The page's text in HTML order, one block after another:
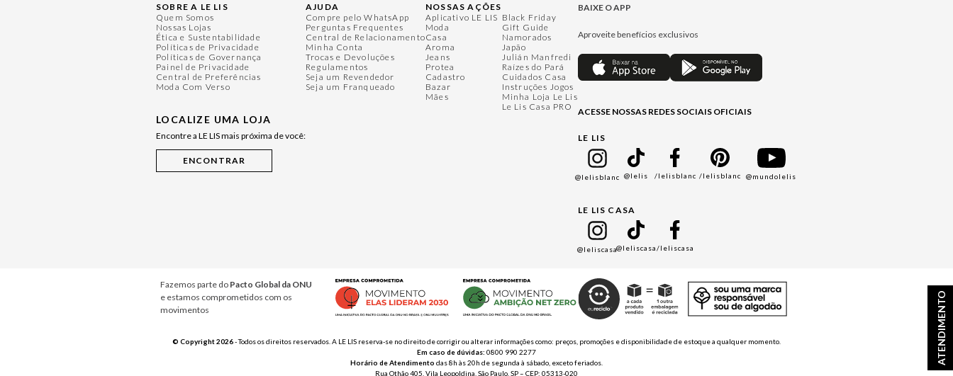
ATENDIMENTO
SOBRE A LE LIS
Quem Somos
Nossas Lojas
Ética e Sustentabilidade
Políticas de Privacidade
Políticas de Governança
Painel de Privacidade
Central de Preferências
Moda Com Verso
LOCALIZE UMA LOJA
Encontre a LE LIS mais próxima de você:
AJUDA
Compre pelo WhatsApp
Perguntas Frequentes
Central de Relacionamento
Minha Conta
Trocas e Devoluções
Regulamentos
Seja um Revendedor
Seja um Franqueado
NOSSAS AÇÕES
Aplicativo LE LIS
Moda
Casa
Aroma
Jeans
Protea
Cadastro
Bazar
Mães
Black Friday
Gift Guide
Namorados
Japão
Julián Manfredi
Raízes do Pará
Cuidados Casa
Instruções Jogos
Minha Loja Le Lis
Le Lis Casa PRO
BAIXE O APP
Aproveite benefícios exclusivos
ACESSE NOSSAS REDES SOCIAIS OFICIAIS
LE LIS
@lelisblanc @lelis /lelisblanc /lelisblanc @mundolelis
LE LIS CASA
@leliscasa@leliscasa/leliscasa
Fazemos parte do Pacto Global da ONU
e estamos comprometidos com os
movimentos
© Copyright 2026- Todos os direitos reservados. A LE LIS reserva-se no direito de corrigir ou alterar informações como: preços, promoções e disponibilidade de estoque a qualquer momento.
Em caso de dúvidas: 0800 990 2277
Horário de Atendimento das 8h às 20h de segunda à sábado, exceto feriados.
Rua Othão 405, Vila Leopoldina, São Paulo, SP – CEP: 05313-020